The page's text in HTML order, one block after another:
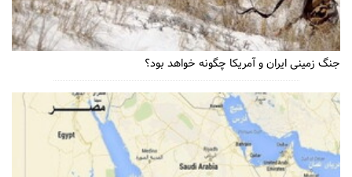
جنگ زمینی ایران و آمریکا چگونه خواهد بود؟